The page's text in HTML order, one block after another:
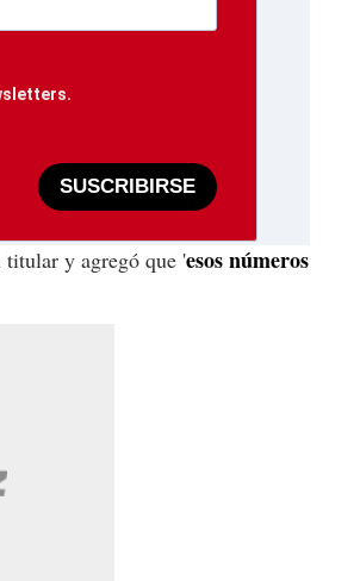
SUSCRIBIRSE
titular y agregó que 'esos números